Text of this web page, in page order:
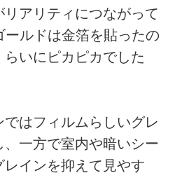
アリティにつながって
ールドは金箔を貼ったの
いにピカピカでした
はフィルムらしいグレ
一方で室内や暗いシー
インを抑えて見やす